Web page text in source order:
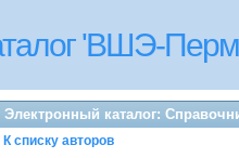
'ВШЭ-
Электронный каталог:
К списку авторов